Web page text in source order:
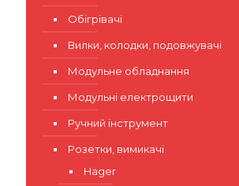
Обігрівачі
Вилки, колодки, подовжувачі
Модульне обладнання
Модульні електрощити
Ручний інструмент
Розетки, вимикачі
Hager